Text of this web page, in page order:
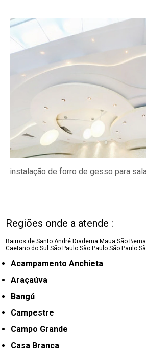
instalação de forro de gesso para
Regiões onde a atende :
Bairros de Santo André Diadema Maua São
Caetano do SulSão Paulo São Paulo São Paulo
Acampamento Anchieta
Araçaúva
Bangú
Campestre
Campo Grande
Casa Branca